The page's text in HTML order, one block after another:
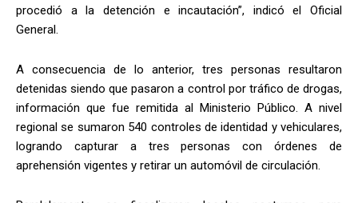
procedió a la detención e incautación”, indicó el Oficial
General.
A consecuencia de lo anterior, tres personas resultaron
detenidas siendo que pasaron a control por tráfico de drogas,
información que fue remitida al Ministerio Público. A nivel
regional se sumaron 540 controles de identidad y vehiculares,
logrando capturar a tres personas con órdenes de
aprehensión vigentes y retirar un automóvil de circulación.